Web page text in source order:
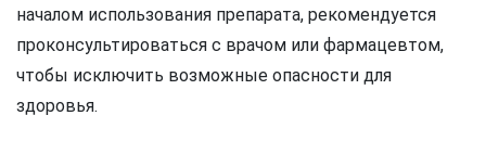
началом использования препарата, рекомендуется
проконсультироваться с врачом или фармацевтом,
чтобы исключить возможные опасности для
здоровья.